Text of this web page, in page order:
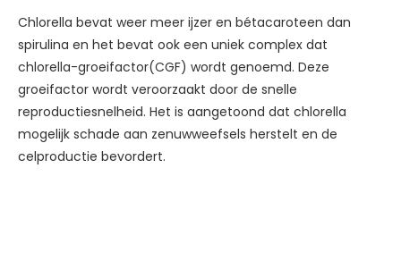
Chlorella bevat weer meer ijzer en bétacaroteen dan
spirulina en het bevat ook een uniek complex dat
chlorella-groeifactor(CGF) wordt genoemd. Deze
groeifactor wordt veroorzaakt door de snelle
reproductiesnelheid. Het is aangetoond dat chlorella
mogelijk schade aan zenuwweefsels herstelt en de
celproductie bevordert.